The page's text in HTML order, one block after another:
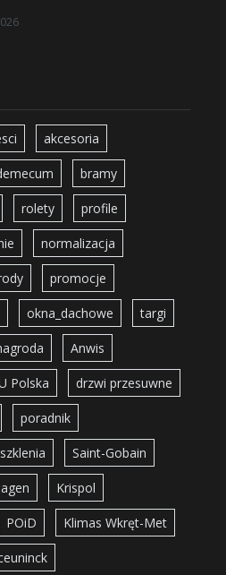
akcesoria
bramy
rolety profile
normalizacja
promocje
okna_dachowe targi
Anwis
Polska drzwi przesuwne
poradnik
Saint-Gobain
Krispol
POiD Klimas Wkręt-Met